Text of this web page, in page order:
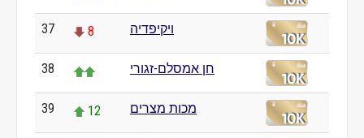
37 8 ויקיפדיה
38 חן אמסלם-זגורי
39 12 מכות מצרים